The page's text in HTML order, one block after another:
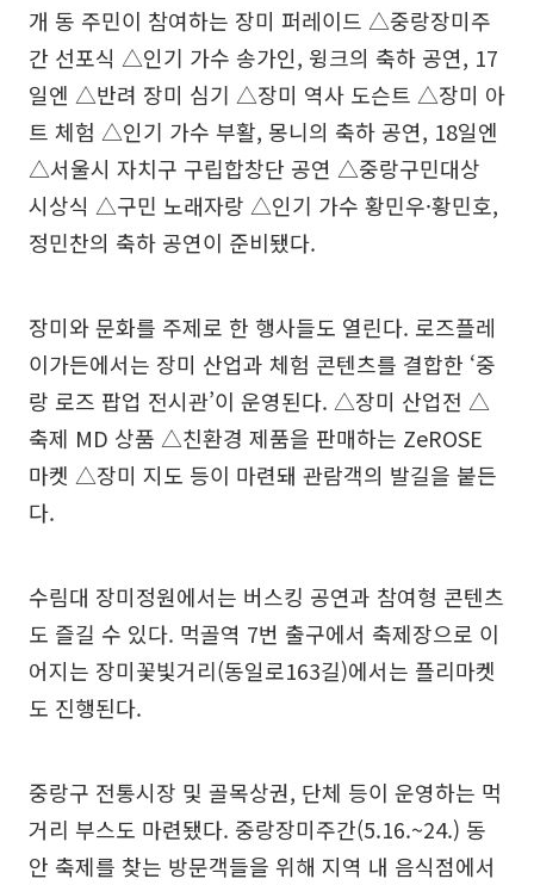
개 동 주민이 참여하는 장미 퍼레이드 △중랑장미주
간 선포식 △인기 가수 송가인, 윙크의 축하 공연, 17
일엔 △반려 장미 심기 △장미 역사 도슨트 △장미 아
트 체험 △인기 가수 부활, 몽니의 축하 공연, 18일엔
△서울시 자치구 구립합창단 공연 △중랑구민대상
시상식 △구민 노래자랑 △인기 가수 황민우·황민호,
정민찬의 축하 공연이 준비됐다.
장미와 문화를 주제로 한 행사들도 열린다. 로즈플레
이가든에서는 장미 산업과 체험 콘텐츠를 결합한 ‘중
랑 로즈 팝업 전시관’이 운영된다. △장미 산업전 △
축제 MD 상품 △친환경 제품을 판매하는 ZeROSE
마켓 △장미 지도 등이 마련돼 관람객의 발길을 붙든
다.
수림대 장미정원에서는 버스킹 공연과 참여형 콘텐츠
도 즐길 수 있다. 먹골역 7번 출구에서 축제장으로 이
어지는 장미꽃빛거리(동일로163길)에서는 플리마켓
도 진행된다.
중랑구 전통시장 및 골목상권, 단체 등이 운영하는 먹
거리 부스도 마련됐다. 중랑장미주간(5.16.~24.) 동
안 축제를 찾는 방문객들을 위해 지역 내 음식점에서